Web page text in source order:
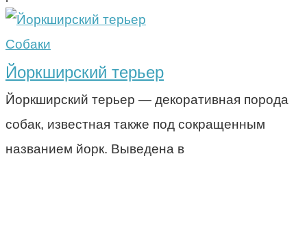
Собаки
Йоркширский терьер
Йоркширский терьер — декоративная порода
собак, известная также под сокращенным
названием йорк. Выведена в